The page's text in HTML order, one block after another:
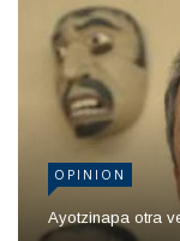
OPINION
Ayotzinapa otra